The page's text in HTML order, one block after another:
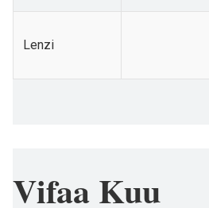
Lenzi
Vifaa Kuu